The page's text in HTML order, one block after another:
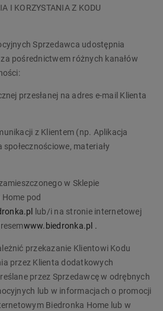
I KORZYSTANIA Z KODU
Sprzedawca udostępnia
pośrednictwem różnych kanałów
przesłanej na adres e-mail Klienta
z Klientem (np. Aplikacja
materiały
w Sklepie
pod
lub/i na stronie internetowej
www.biedronka.pl .
przekazanie Klientowi Kodu
przez Klienta dodatkowych
przez Sprzedawcę w odrębnych
lub w informacjach o promocji
Biedronka Home lub w